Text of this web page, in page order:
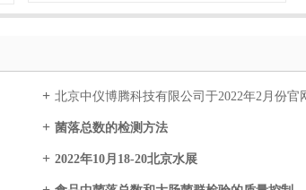
北京中仪博腾科技有限公司于2022年2月份官
菌落总数的检测方法
2022年10月18-20北京水展